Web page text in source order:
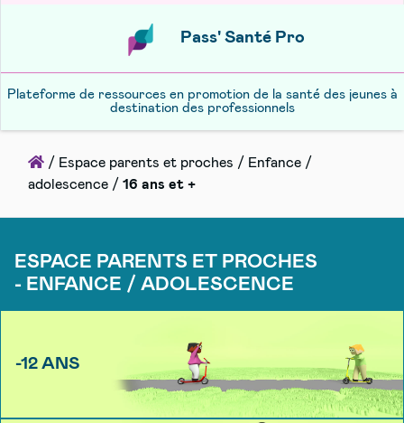
Pass' Santé Pro
Plateforme de ressources en promotion de la santé des jeunes à
destination des professionnels
Accueil
/ Espace parents et proches / Enfance /
adolescence / 16 ans et +
ESPACE PARENTS ET PROCHES
- ENFANCE / ADOLESCENCE
-12 ANS